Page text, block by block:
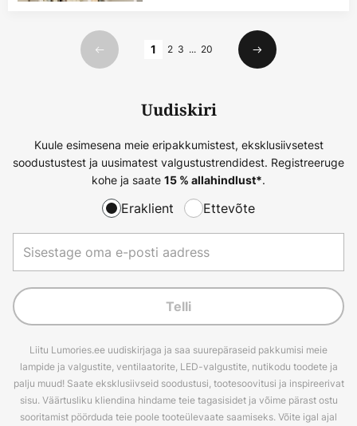
Eelmine
1 2 3 ... 20
Järgmine
Uudiskiri
Kuule esimesena meie eripakkumistest, eksklusiivsetest
soodustustest ja uusimatest valgustustrendidest. Registreeruge
kohe ja saate 15 % allahindlust*.
Eraklient Ettevõte
Telli
Liitu Lumories.ee uudiskirjaga ja saa suurepäraseid pakkumisi meie
lampide ja valgustite, ventilaatorite, LED-valgustite, nutikodu toodete ja
palju muud! Saate eksklusiivseid soodustusi, tootesoovitusi ja inspireerivat
sisu. Väärtusliku kliendina hindame teie tagasisidet ja võime pärast ostu
sooritamist pöörduda teie poole tooteülevaate saamiseks. Võite igal ajal